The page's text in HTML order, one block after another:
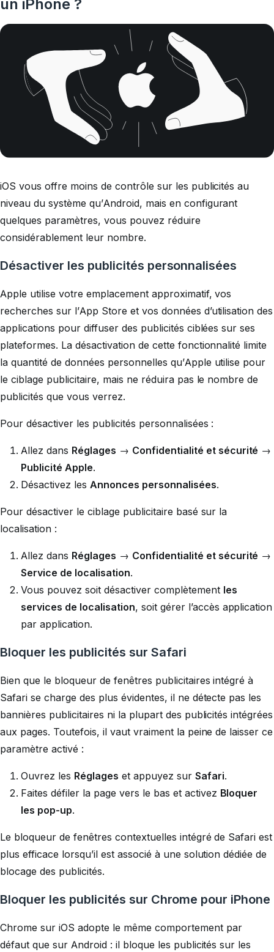
un iPhone ?
iOS vous offre moins de contrôle sur les publicités au
niveau du système qu’Android, mais en configurant
quelques paramètres, vous pouvez réduire
considérablement leur nombre.
Désactiver les publicités personnalisées
Apple utilise votre emplacement approximatif, vos
recherches sur l’App Store et vos données d’utilisation des
applications pour diffuser des publicités ciblées sur ses
plateformes. La désactivation de cette fonctionnalité limite
la quantité de données personnelles qu’Apple utilise pour
le ciblage publicitaire, mais ne réduira pas le nombre de
publicités que vous verrez.
Pour désactiver les publicités personnalisées :
Allez dans Réglages → Confidentialité et sécurité →
Publicité Apple.
Désactivez les Annonces personnalisées.
Pour désactiver le ciblage publicitaire basé sur la
localisation :
Allez dans Réglages → Confidentialité et sécurité →
Service de localisation.
Vous pouvez soit désactiver complètement les
services de localisation, soit gérer l’accès application
par application.
Bloquer les publicités sur Safari
Bien que le bloqueur de fenêtres publicitaires intégré à
Safari se charge des plus évidentes, il ne détecte pas les
bannières publicitaires ni la plupart des publicités intégrées
aux pages. Toutefois, il vaut vraiment la peine de laisser ce
paramètre activé :
Ouvrez les Réglages et appuyez sur Safari.
Faites défiler la page vers le bas et activez Bloquer
les pop-up.
Le bloqueur de fenêtres contextuelles intégré de Safari est
plus efficace lorsqu’il est associé à une solution dédiée de
blocage des publicités.
Bloquer les publicités sur Chrome pour iPhone
Chrome sur iOS adopte le même comportement par
défaut que sur Android : il bloque les publicités sur les